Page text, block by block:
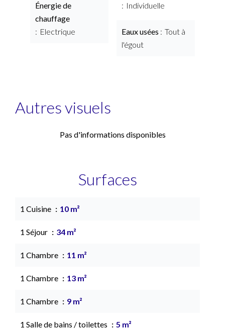
Énergie de
chauffage
Electrique
Individuelle
Eaux usées
Tout à
l'égout
Autres visuels
Pas d'informations disponibles
Surfaces
1 Cuisine 10 m²
1 Séjour 34 m²
1 Chambre 11 m²
1 Chambre 13 m²
1 Chambre 9 m²
1 Salle de bains / toilettes 5 m²